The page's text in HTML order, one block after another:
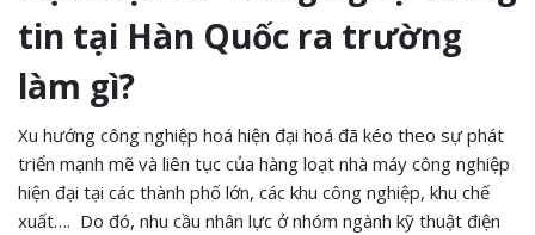
tin tại Hàn Quốc ra trường
làm gì?
Xu hướng công nghiệp hoá hiện đại hoá đã kéo theo sự phát
triển mạnh mẽ và liên tục của hàng loạt nhà máy công nghiệp
hiện đại tại các thành phố lớn, các khu công nghiệp, khu chế
xuất…. Do đó, nhu cầu nhân lực ở nhóm ngành kỹ thuật điện